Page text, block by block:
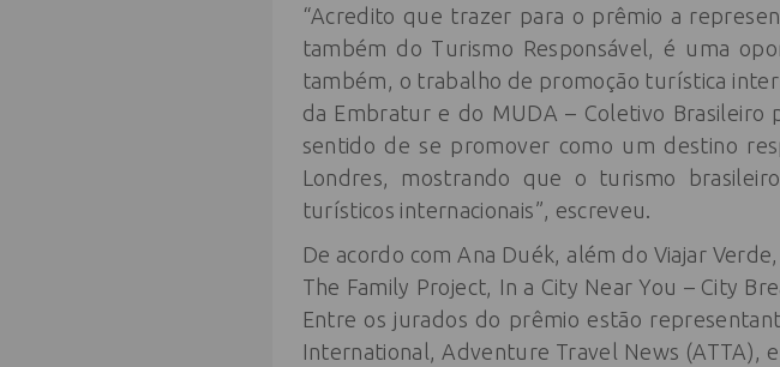
“Acredito que trazer para o prêmio a
também do Turismo Responsável, é uma
também, o trabalho de promoção turística
da Embratur e do MUDA – Coletivo Brasileiro
sentido de se promover como um destino
Londres, mostrando que o turismo
turísticos internacionais”, escreveu.
De acordo com Ana Duék, além do Viajar
The Family Project, In a City Near You – City
Entre os jurados do prêmio estão
International, Adventure Travel News (ATTA),